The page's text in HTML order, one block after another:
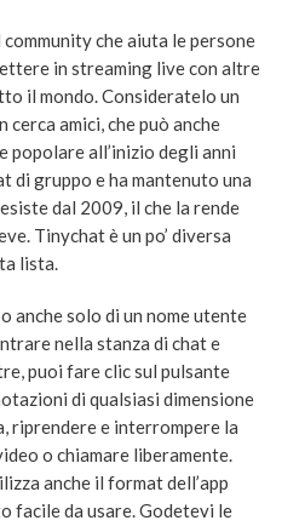
che aiuta le persone
in streaming live con altre
il mondo. Consideratelo un
cerca amici, che può anche
popolare all’inizio degli anni
di gruppo e ha mantenuto una
dal 2009, il che la rende
Tinychat è un po’ diversa
lista.
anche solo di un nome utente
nella stanza di chat e
puoi fare clic sul pulsante
di qualsiasi dimensione
riprendere e interrompere la
o chiamare liberamente.
anche il format dell’app
facile da usare. Godetevi le